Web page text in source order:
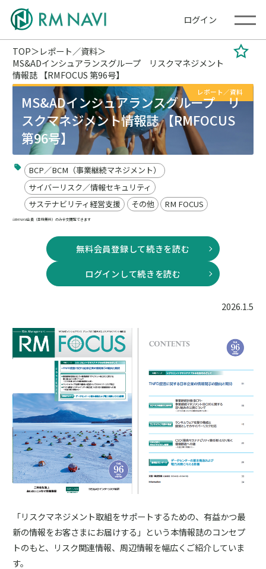
ログイン
TOP
レポート／資料
MS&ADインシュアランスグループ リスクマネジメント
情報誌 【RMFOCUS 第96号】
レポート／資料
MS&ADインシュアランスグループ リ
スクマネジメント情報誌 【RMFOCUS
第96号】
BCP／BCM（事業継続マネジメント）
サイバーリスク／情報セキュリティ
サステナビリティ経営支援
その他 RM FOCUS
RM NAVI会員（登録無料）のみ全文閲覧できます
無料会員登録して続きを読む
ログインして続きを読む
2026.1.5
「リスクマネジメント取組をサポートするための、有益かつ最
新の情報をお客さまにお届けする」という本情報誌のコンセプ
トのもと、リスク関連情報、周辺情報を幅広くご紹介していま
す。